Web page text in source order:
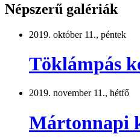
Népszerű galériák
2019. október 11., péntek
Töklámpás
2019. november 11., hétfő
Mártonnapi